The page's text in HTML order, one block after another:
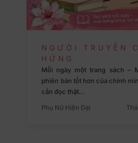
NGƯỜI TRUYỀN
HỨNG
Mỗi ngày một trang sách –
phiên bản tốt hơn của chính
cần đọc thật…
Phụ Nữ Hiện Đại